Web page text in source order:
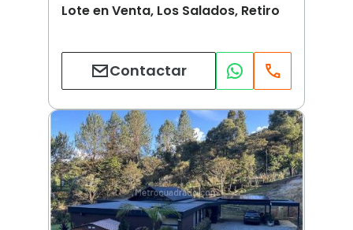
Lote en Venta, Los Salados, Retiro
Contactar